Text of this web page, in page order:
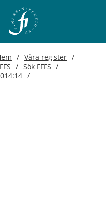
Våra register
Sök FFFS